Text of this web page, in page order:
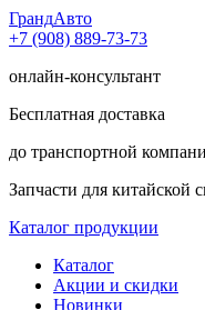
ГрандАвто
+7 (908) 889-73-73
онлайн-консультант
Бесплатная доставка
до транспортной
Запчасти для китайской
Каталог продукции
Каталог
Акции и скидки
Новинки